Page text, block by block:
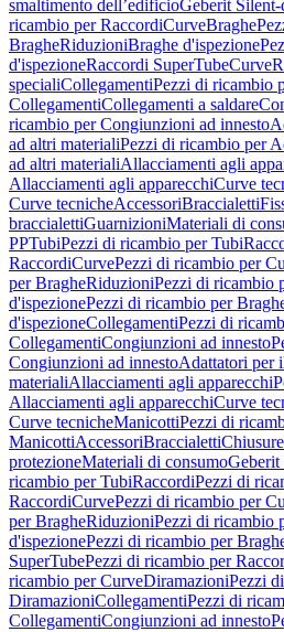
smaltimento dell’edificioGeberit
ricambio per RaccordiCurveBraghe
BragheRiduzioniBraghe d'ispezione
d'ispezioneRaccordi SuperTubeCurve
specialiCollegamentiPezzi di ricambio
CollegamentiCollegamenti a saldare
ricambio per Congiunzioni ad innesto
ad altri materialiPezzi di ricambio per
ad altri materialiAllacciamenti agli
Allacciamenti agli apparecchiCurve
Curve tecnicheAccessoriBraccialetti
braccialettiGuarnizioniMateriali di
PPTubiPezzi di ricambio per Tubi
RaccordiCurvePezzi di ricambio per
per BragheRiduzioniPezzi di ricambio
d'ispezionePezzi di ricambio per
d'ispezioneCollegamentiPezzi di
CollegamentiCongiunzioni ad innesto
Congiunzioni ad innestoAdattatori per
materialiAllacciamenti agli apparecchi
Allacciamenti agli apparecchiCurve
Curve tecnicheManicottiPezzi di
ManicottiAccessoriBraccialettiChiusure
protezioneMateriali di consumoGeberit
ricambio per TubiRaccordiPezzi di
RaccordiCurvePezzi di ricambio per
per BragheRiduzioniPezzi di ricambio
d'ispezionePezzi di ricambio per
SuperTubePezzi di ricambio per
ricambio per CurveDiramazioniPezzi
DiramazioniCollegamentiPezzi di
CollegamentiCongiunzioni ad innesto